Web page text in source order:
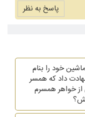
پاسخ به نظر
خود را بنام
داد که همسر
از خواهر همسرم